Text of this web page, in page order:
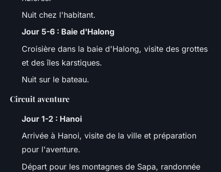
Nuit chez l'habitant.
Jour 5-6 : Baie d'Halong
Croisière dans la baie d'Halong, visite des grottes
et des îles karstiques.
Nuit sur le bateau.
Circuit aventure
Jour 1-2 : Hanoi
Arrivée à Hanoi, visite de la ville et préparation
pour l'aventure.
Départ pour les montagnes de Sapa, randonnée